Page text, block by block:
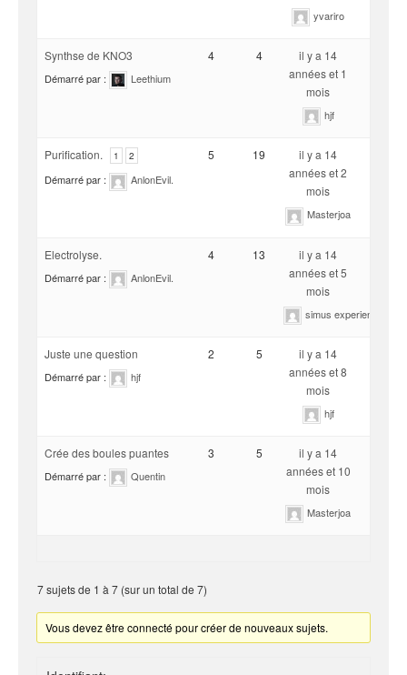
yvariro
Synthse de KNO3
Démarré par : Leethium
4 4
il y a 14
années et 1
mois
hjf
Purification. 1 2
Démarré par : AnlonEvil.
5 19
il y a 14
années et 2
mois
Masterjoa
Electrolyse.
Démarré par : AnlonEvil.
4 13
il y a 14
années et 5
mois
simus experience
Juste une question
Démarré par : hjf
2 5
il y a 14
années et 8
mois
hjf
Crée des boules puantes
Démarré par : Quentin
3 5
il y a 14
années et 10
mois
Masterjoa
7 sujets de 1 à 7 (sur un total de 7)
Vous devez être connecté pour créer de nouveaux sujets.